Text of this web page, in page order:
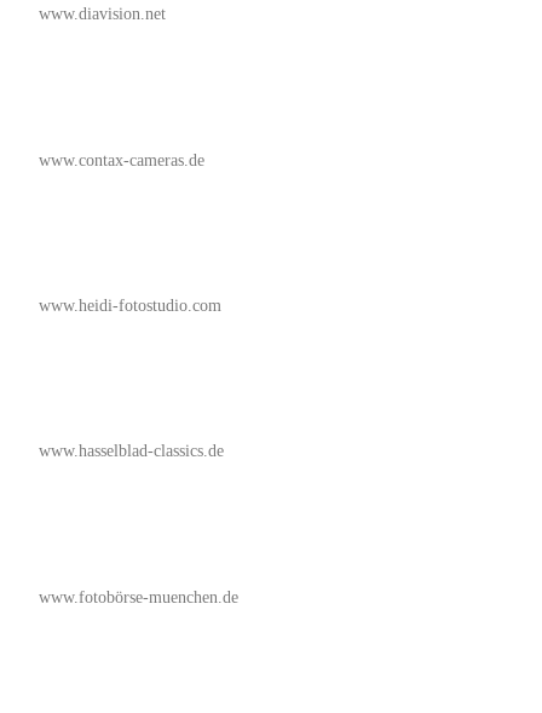
www.diavision.net
www.contax-cameras.de
www.heidi-fotostudio.com
www.hasselblad-classics.de
www.fotobörse-muenchen.de